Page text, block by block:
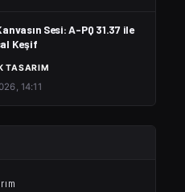
Sesi: A-PQ 31.37 ile
Keşif
TASARIM
14:11